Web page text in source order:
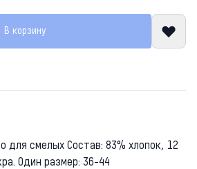
В корзину
для смелых Состав: 83% хлопок, 12
Один размер: 36-44